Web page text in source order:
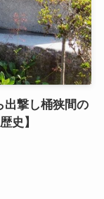
出撃し桶狭間の
史】